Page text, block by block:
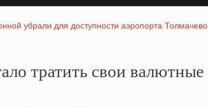
убрали для доступности аэропорта Толмачево
тратить свои валютные